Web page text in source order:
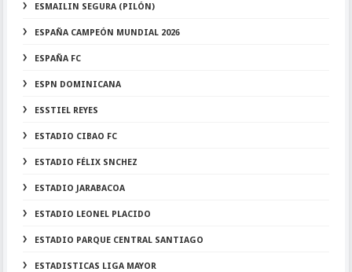
ESMAILIN SEGURA (PILÓN)
ESPAÑA CAMPEÓN MUNDIAL 2026
ESPAÑA FC
ESPN DOMINICANA
ESSTIEL REYES
ESTADIO CIBAO FC
ESTADIO FÉLIX SNCHEZ
ESTADIO JARABACOA
ESTADIO LEONEL PLACIDO
ESTADIO PARQUE CENTRAL SANTIAGO
ESTADISTICAS LIGA MAYOR